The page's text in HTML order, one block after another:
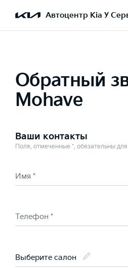
Автоцентр Kia У
Обратный
Mohave
Выбран Mohave
Ваши контакты
Поля, отмеченные *, обязательны
Имя *
Телефон *
Выберите салон